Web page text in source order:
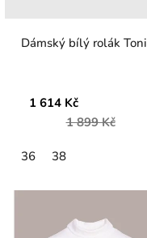
Dámský bílý rolák Toni
1 614 Kč
1 899 Kč
36 38